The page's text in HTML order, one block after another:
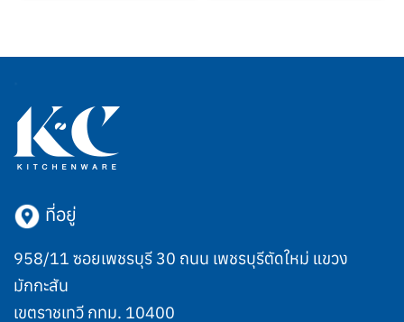
ที่อยู่
958/11 ซอยเพชรบุรี 30 ถนน เพชรบุรีตัดใหม่ แขวง
มักกะสัน
เขตราชเทวี กทม. 10400